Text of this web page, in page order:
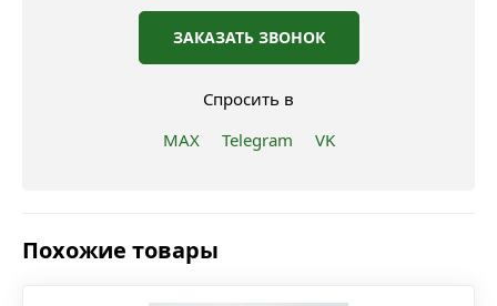
ЗАКАЗАТЬ ЗВОНОК
Спросить в
MAX
Telegram VK
Похожие товары